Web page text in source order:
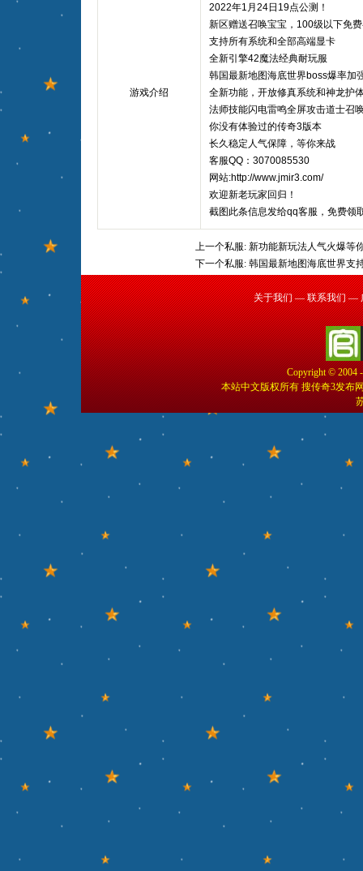
游戏介绍
2022年1月24日19点公测！
新区赠送召唤宝宝，100级以下免
支持所有系统和全部高端显卡
全新引擎42魔法经典耐玩服
韩国最新地图海底世界boss爆率加
全新功能，开放修真系统和神龙护
法师技能闪电雷鸣全屏攻击道士召
你没有体验过的传奇3版本
长久稳定人气保障，等你来战
客服QQ：3070085530
网站:http://www.jmir3.com/
欢迎新老玩家回归！
截图此条信息发给qq客服，免费领
上一个私服: 新功能新玩法人气火爆等
下一个私服: 韩国最新地图海底世界支
关于我们 — 联系我们 —
Copyright © 2004
本站中文版权所有 搜传奇3发布